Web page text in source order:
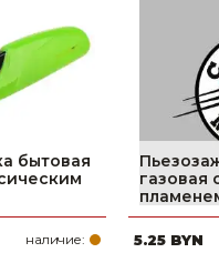
бытовая
наличие:
газовая
5.25 BYN